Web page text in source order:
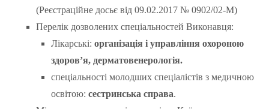
(Реєстраційне досьє від 09.02.2017 № 0902/02-М)
Перелік дозволених спеціальностей Виконавця:
Лікарські: організація і управління охороною
здоров’я, дерматовенерологія.
спеціальності молодших спеціалістів з медичною
освітою: сестринська справа.